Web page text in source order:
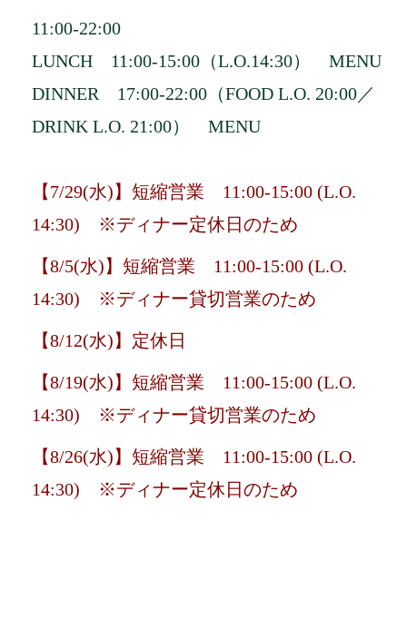
11:00-22:00
LUNCH 11:00-15:00（L.O.14:30） MENU
DINNER 17:00-22:00（FOOD L.O. 20:00／
DRINK L.O. 21:00） MENU
【7/29(水)】短縮営業 11:00-15:00 (L.O.
14:30) ※ディナー定休日のため
【8/5(水)】短縮営業 11:00-15:00 (L.O.
14:30) ※ディナー貸切営業のため
【8/12(水)】定休日
【8/19(水)】短縮営業 11:00-15:00 (L.O.
14:30) ※ディナー貸切営業のため
【8/26(水)】短縮営業 11:00-15:00 (L.O.
14:30) ※ディナー定休日のため